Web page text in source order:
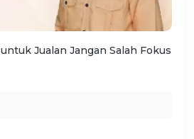
Jualan Jangan Salah Fokus